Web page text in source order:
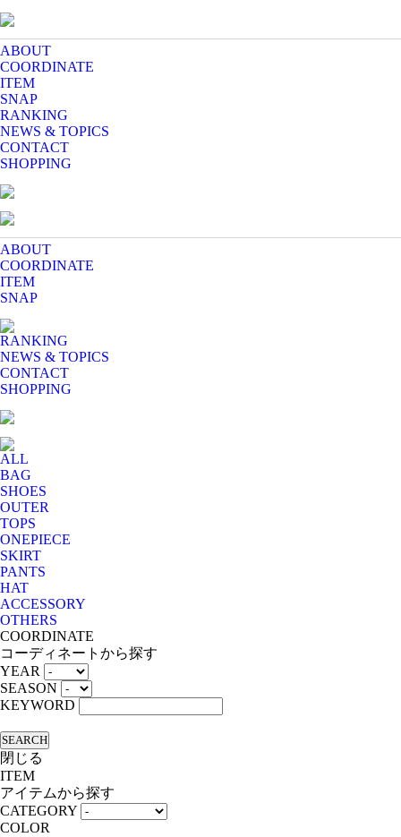
ABOUT
COORDINATE
ITEM
SNAP
RANKING
NEWS & TOPICS
CONTACT
SHOPPING
ABOUT
COORDINATE
ITEM
SNAP
RANKING
NEWS & TOPICS
CONTACT
SHOPPING
ALL
BAG
SHOES
OUTER
TOPS
ONEPIECE
SKIRT
PANTS
HAT
ACCESSORY
OTHERS
COORDINATE
コーディネートから探す
YEAR
SEASON
KEYWORD
SEARCH
閉じる
ITEM
アイテムから探す
CATEGORY
COLOR